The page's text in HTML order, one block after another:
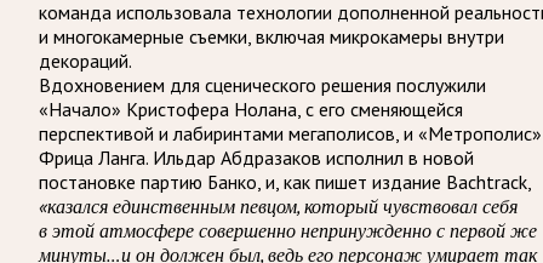
команда использовала технологии дополненной
и многокамерные съемки, включая микрокамеры внутри
декораций.
Вдохновением для сценического решения послужили
«Начало» Кристофера Нолана, с его сменяющейся
перспективой и лабиринтами мегаполисов, и «Метрополис»
Фрица Ланга. Ильдар Абдразаков исполнил в новой
постановке партию Банко, и, как пишет издание Bachtrack,
«казался единственным певцом, который чувствовал себя
в этой атмосфере совершенно непринужденно с первой же
минуты…и он должен был, ведь его персонаж умирает так